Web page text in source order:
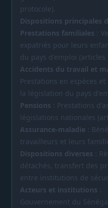
protocole).
Dispositions principales
Prestations familiales :
expatriés pour leurs
du pays d'emploi (articles
Accidents du travail et
Prestations en espèces
la législation du pays
Pensions : Prestations
législations nationales
Assurance-maladie :
travailleurs et leurs
Dispositions diverses :
détachés, transfert des
entre institutions de
Acteurs et institutions :
Gouvernement du